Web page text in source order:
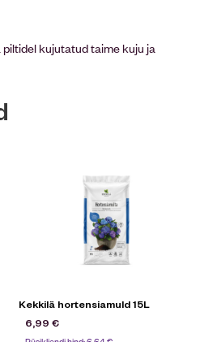
kujutatud taime kuju ja
Kekkilä hortensiamuld 15L
6,99 €